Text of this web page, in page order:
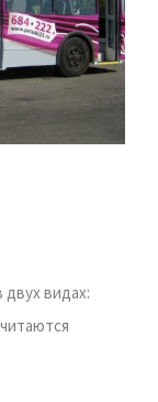
видах: